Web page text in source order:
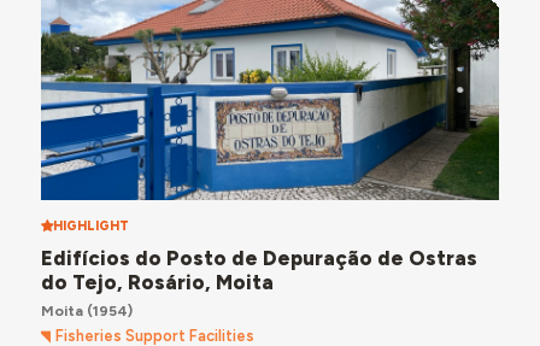
HIGHLIGHT
Edifícios do Posto de Depuração de Ostras
do Tejo, Rosário, Moita
Moita(1954)
Fisheries Support Facilities